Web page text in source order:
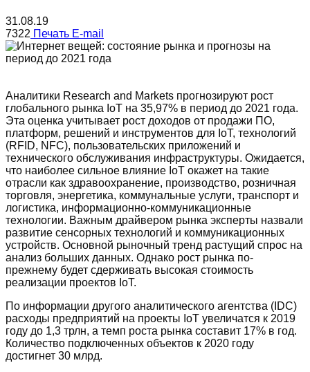
31.08.19
7322 Печать E-mail
Аналитики Research and Markets прогнозируют рост
глобального рынка IoT на 35,97% в период до 2021 года.
Эта оценка учитывает рост доходов от продажи ПО,
платформ, решений и инструментов для IoT, технологий
(RFID, NFC), пользовательских приложений и
технического обслуживания инфраструктуры. Ожидается,
что наиболее сильное влияние IoT окажет на такие
отрасли как здравоохранение, производство, розничная
торговля, энергетика, коммунальные услуги, транспорт и
логистика, информационно-коммуникационные
технологии. Важным драйвером рынка эксперты назвали
развитие сенсорных технологий и коммуникационных
устройств. Основной рыночный тренд растущий спрос на
анализ больших данных. Однако рост рынка по-
прежнему будет сдерживать высокая стоимость
реализации проектов IoT.
По информации другого аналитического агентства (IDC)
расходы предприятий на проекты IoT увеличатся к 2019
году до 1,3 трлн, а темп роста рынка составит 17% в год.
Количество подключенных объектов к 2020 году
достигнет 30 млрд.